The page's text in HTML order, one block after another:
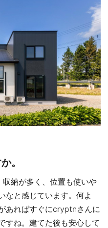
。
納が多く、位置も使いや
なと感じています。何よ
あればすぐにcryptnさんに
すね。建てた後も安心して